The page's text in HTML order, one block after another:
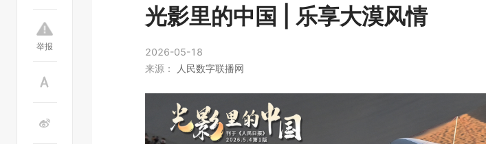
举报
光影里的中国 | 乐享大漠风情
2026-05-18
来源：
人民数字联播网